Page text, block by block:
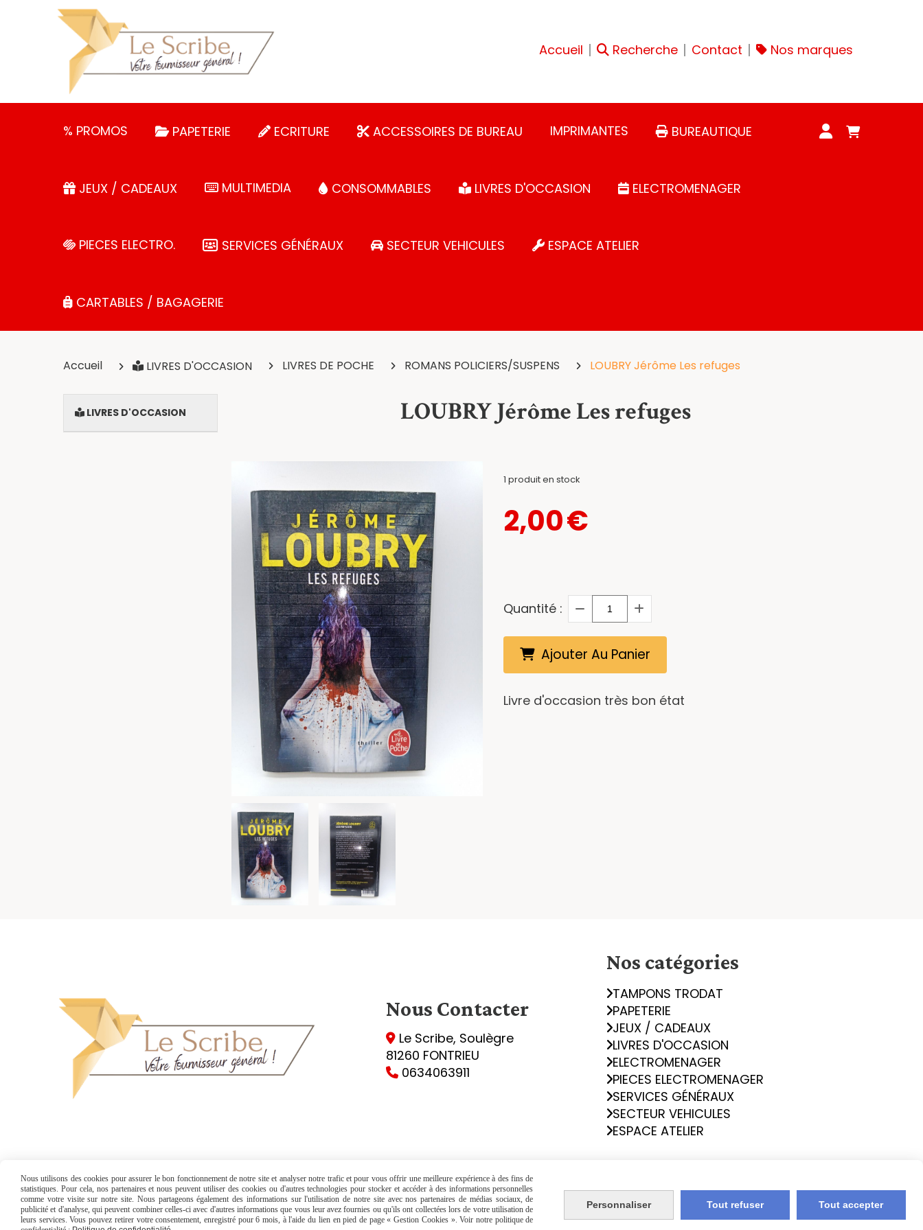
Accueil Recherche Contact Nos marques
% PROMOS PAPETERIE ECRITURE ACCESSOIRES DE BUREAU IMPRIMANTES BUREAUTIQUE
JEUX / CADEAUX MULTIMEDIA CONSOMMABLES LIVRES D'OCCASION ELECTROMENAGER
PIECES ELECTRO. SERVICES GÉNÉRAUX SECTEUR VEHICULES ESPACE ATELIER
CARTABLES / BAGAGERIE
LIVRES D'OCCASION
Accueil LIVRES D'OCCASION LIVRES DE POCHE ROMANS POLICIERS/SUSPENS LOUBRY Jérôme Les refuges
LOUBRY Jérôme Les refuges
2,00€
1 produit en stock
Quantité :
Ajouter Au Panier
Livre d'occasion très bon état
Nous Contacter
 Le Scribe, Soulègre
81260 FONTRIEU
 0634063911
Nos catégories
TAMPONS TRODAT
PAPETERIE
JEUX / CADEAUX
LIVRES D'OCCASION
ELECTROMENAGER
PIECES ELECTROMENAGER
SERVICES GÉNÉRAUX
SECTEUR VEHICULES
ESPACE ATELIER
Facebook est désactivé. Autoriser
Mentions Légales Conditions générales de vente Politique de confidentialité Gestion cookies Mon Compte Créer un site internet
Nous utilisons des cookies pour assurer le bon fonctionnement de notre site et analyser notre trafic et pour vous offrir une meilleure expérience à des fins de
statistiques. Pour cela, nos partenaires et nous peuvent utiliser des cookies ou d'autres technologies pour stocker et accéder à des informations personnelles
comme votre visite sur notre site. Nous partageons également des informations sur l'utilisation de notre site avec nos partenaires de médias sociaux, de
publicité et d'analyse, qui peuvent combiner celles-ci avec d'autres informations que vous leur avez fournies ou qu'ils ont collectées lors de votre utilisation de
leurs services. Vous pouvez retirer votre consentement, enregistré pour 6 mois, à l'aide du lien en pied de page « Gestion Cookies ». Voir notre politique de
Personnaliser Tout refuser Tout accepter